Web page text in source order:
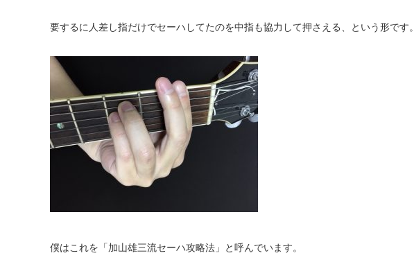
要するに人差し指だけでセーハしてたのを中指も協力して押さえる、という形です。
僕はこれを「加山雄三流セーハ攻略法」と呼んでいます。